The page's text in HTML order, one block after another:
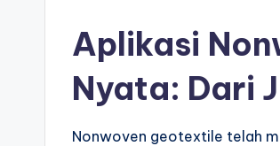
Aplikasi
Nyata: Dari
Nonwoven geotextile telah